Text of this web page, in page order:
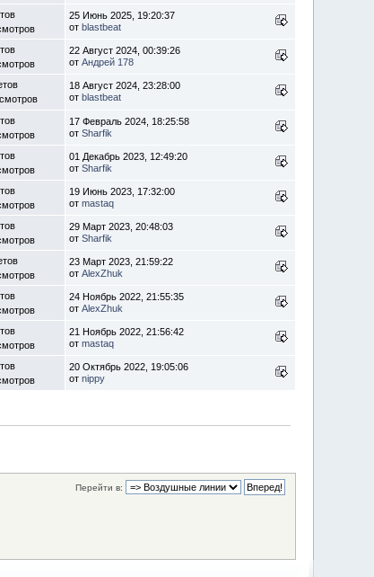
25 Июнь 2025, 19:20:37
отblastbeat
22 Август 2024, 00:39:26
отАндрей 178
18 Август 2024, 23:28:00
отblastbeat
17 Февраль 2024, 18:25:58
отSharfik
01 Декабрь 2023, 12:49:20
отSharfik
19 Июнь 2023, 17:32:00
отmastaq
29 Март 2023, 20:48:03
отSharfik
23 Март 2023, 21:59:22
отAlexZhuk
24 Ноябрь 2022, 21:55:35
отAlexZhuk
21 Ноябрь 2022, 21:56:42
отmastaq
20 Октябрь 2022, 19:05:06
отnippy
Перейти в: